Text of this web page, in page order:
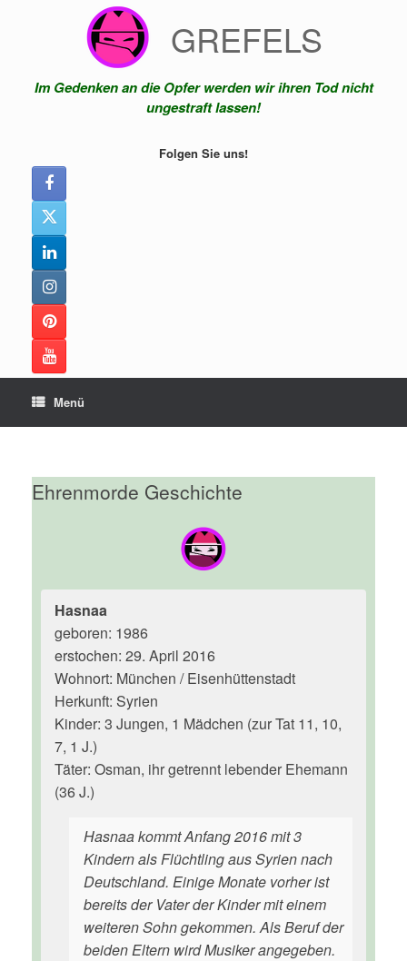
GREFELS
Im Gedenken an die Opfer werden wir ihren Tod nicht
ungestraft lassen!
Folgen Sie uns!
Menü
Ehrenmorde Geschichte
Hasnaa
geboren: 1986
erstochen: 29. April 2016
Wohnort: München / Eisenhüttenstadt
Herkunft: Syrien
Kinder: 3 Jungen, 1 Mädchen (zur Tat 11, 10,
7, 1 J.)
Täter: Osman, ihr getrennt lebender Ehemann
(36 J.)
Hasnaa kommt Anfang 2016 mit 3
Kindern als Flüchtling aus Syrien nach
Deutschland. Einige Monate vorher ist
bereits der Vater der Kinder mit einem
weiteren Sohn gekommen. Als Beruf der
beiden Eltern wird Musiker angegeben.